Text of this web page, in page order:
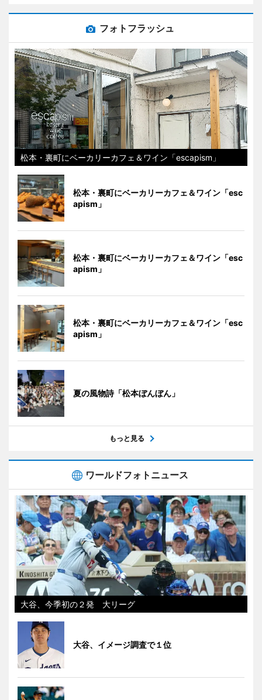
フォトフラッシュ
松本・裏町にベーカリーカフェ＆ワイン「escapism」
松本・裏町にベーカリーカフェ＆ワイン「esc
apism」
松本・裏町にベーカリーカフェ＆ワイン「esc
apism」
松本・裏町にベーカリーカフェ＆ワイン「esc
apism」
夏の風物詩「松本ぼんぼん」
もっと見る
ワールドフォトニュース
大谷、今季初の２発 大リーグ
大谷、イメージ調査で１位